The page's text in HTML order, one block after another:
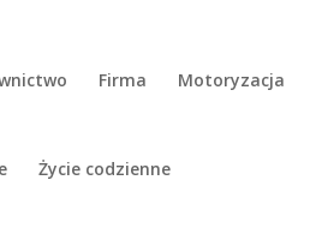
Firma Motoryzacja
Życie codzienne